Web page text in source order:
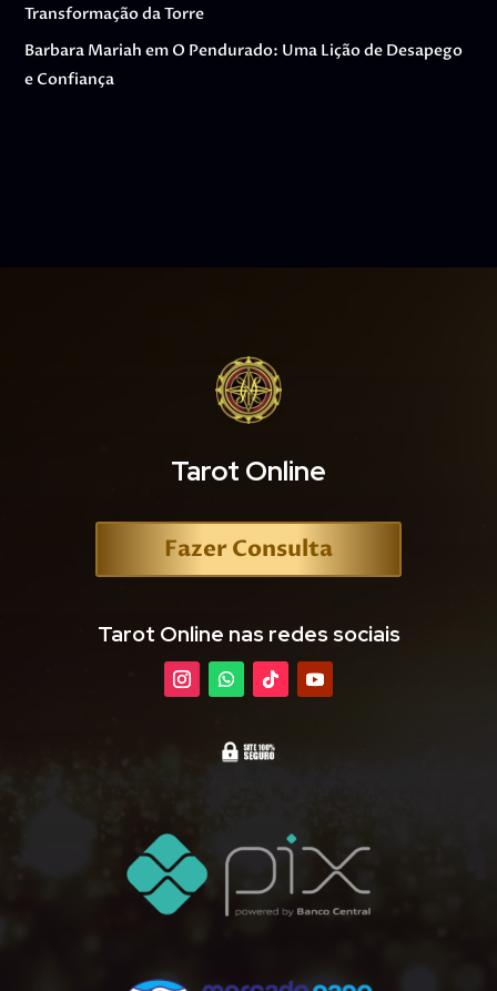
Transformação da Torre
Barbara Mariah em O Pendurado: Uma Lição de Desapego
e Confiança
Tarot Online
Fazer Consulta
Tarot Online nas redes sociais